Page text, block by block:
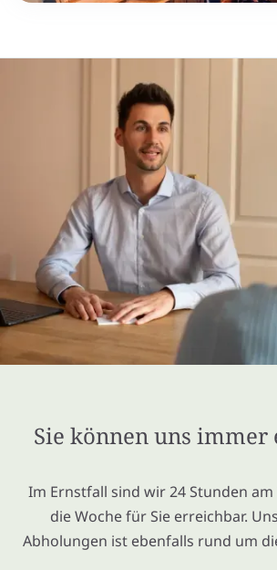
Sie können uns
Im Ernstfall sind wir 24 Stunden am
die Woche für Sie erreichbar.
Abholungen ist ebenfalls rund um